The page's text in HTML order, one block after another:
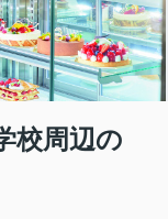
校周辺の